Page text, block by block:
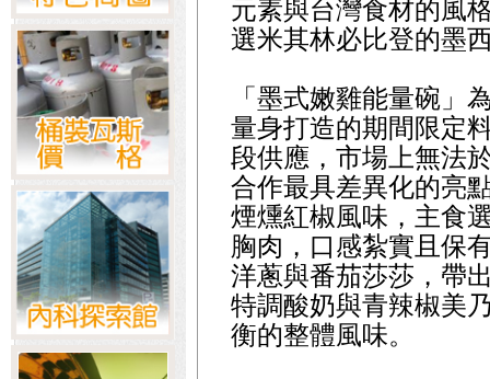
元素與台灣食材的風
選米其林必比登的墨
「墨式嫩雞能量碗」
量身打造的期間限定
段供應，市場上無法
合作最具差異化的亮
煙燻紅椒風味，主食
胸肉，口感紮實且保
洋蔥與番茄莎莎，帶
特調酸奶與青辣椒美
衡的整體風味。